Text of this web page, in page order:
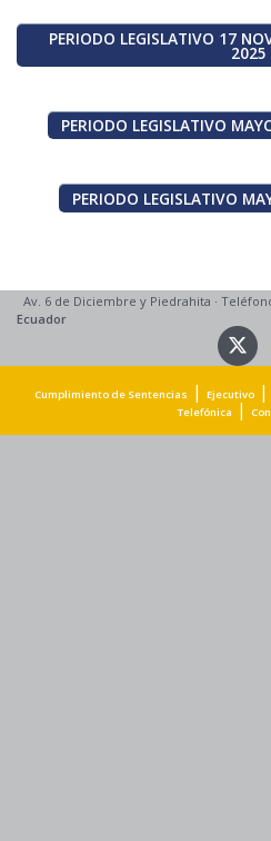
PERIODO LEGISLATIVO 17
2025
PERIODO LEGISLATIVO
PERIODO LEGISLATIVO
Av. 6 de Diciembre y Piedrahita ·
Ecuador
Cumplimiento de Sentencias |Ejecutivo
Telefónica
|